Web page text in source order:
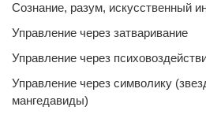
Сознание, разум, искусственный
Управление через затваривание
Управление через
Управление через символику
мангедавиды)